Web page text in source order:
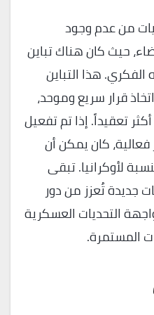
من عدم وجود
حيث كان هناك تباين
هذا التباين
قرار سريع وموحد،
تعقيداً. إذا تم تفعيل
فعالية، كان يمكن أن
لأوكرانيا. تبقى
جديدة تُعزز من دور
التحديات العسكرية
المستمرة.